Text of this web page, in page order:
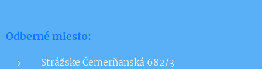
Odberné miesto:
Strážske Čemerňanská 682/3